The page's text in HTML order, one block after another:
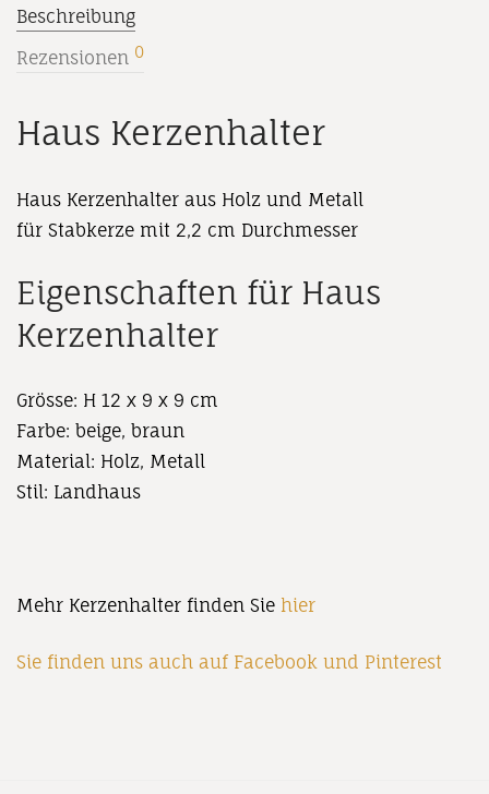
Beschreibung
Rezensionen 0
Haus Kerzenhalter
Haus Kerzenhalter aus Holz und Metall
für Stabkerze mit 2,2 cm Durchmesser
Eigenschaften für Haus
Kerzenhalter
Grösse: H 12 x 9 x 9 cm
Farbe: beige, braun
Material: Holz, Metall
Stil: Landhaus
Mehr Kerzenhalter finden Sie hier
Sie finden uns auch auf Facebook und Pinterest